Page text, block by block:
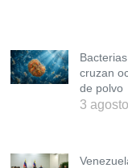
cruzan
de polvo
3